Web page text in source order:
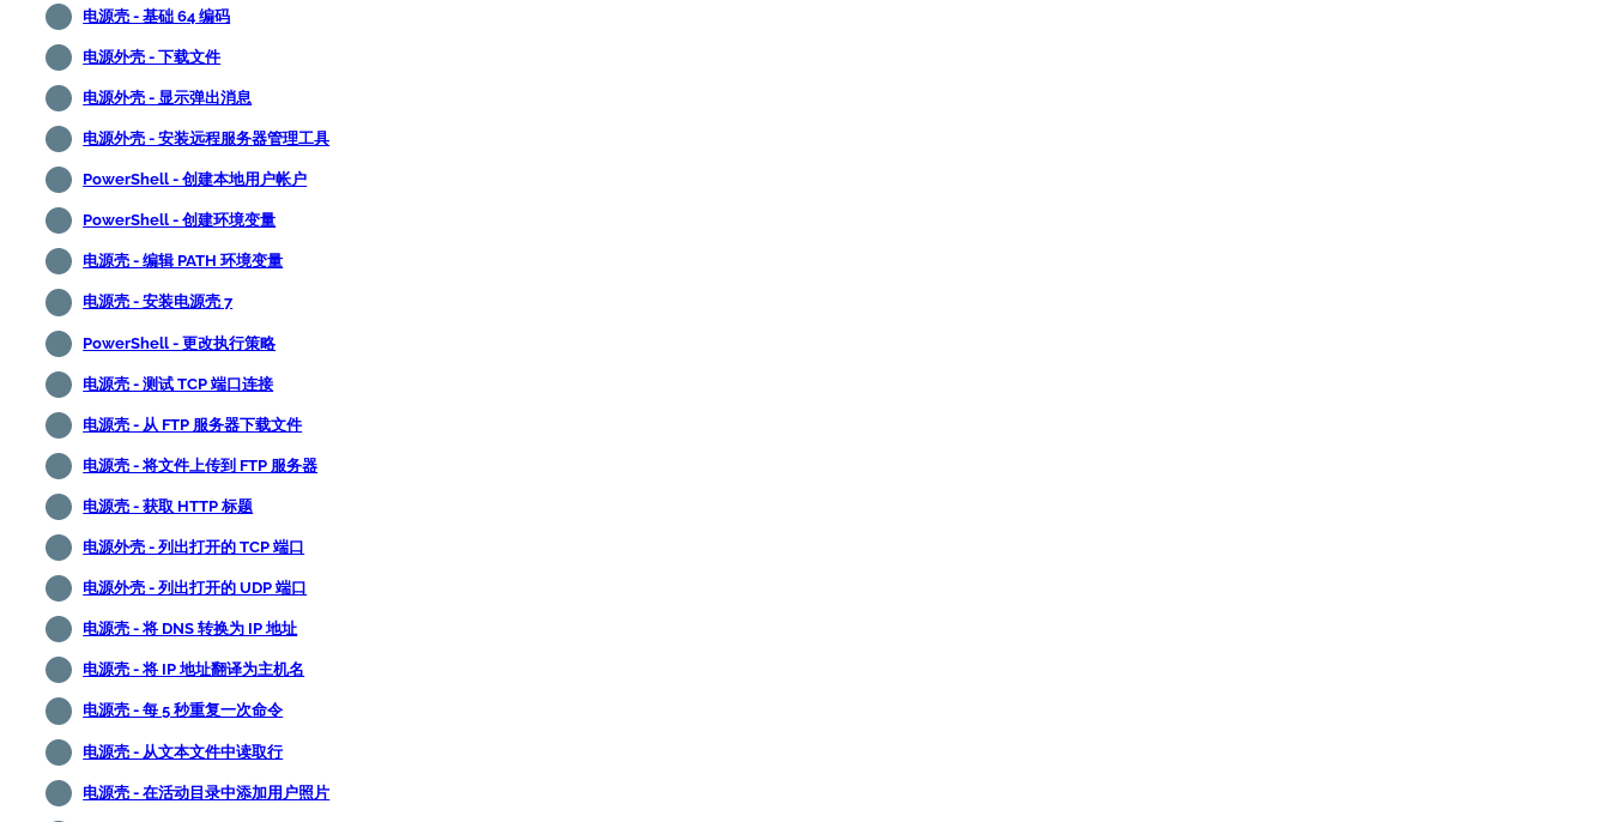
电源壳 - 基础 64 编码
电源外壳 - 下载文件
电源外壳 - 显示弹出消息
电源外壳 - 安装远程服务器管理工具
PowerShell - 创建本地用户帐户
PowerShell - 创建环境变量
电源壳 - 编辑 PATH 环境变量
电源壳 - 安装电源壳 7
PowerShell - 更改执行策略
电源壳 - 测试 TCP 端口连接
电源壳 - 从 FTP 服务器下载文件
电源壳 - 将文件上传到 FTP 服务器
电源壳 - 获取 HTTP 标题
电源外壳 - 列出打开的 TCP 端口
电源外壳 - 列出打开的 UDP 端口
电源壳 - 将 DNS 转换为 IP 地址
电源壳 - 将 IP 地址翻译为主机名
电源壳 - 每 5 秒重复一次命令
电源壳 - 从文本文件中读取行
电源壳 - 在活动目录中添加用户照片